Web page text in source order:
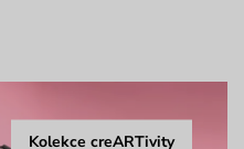
Kolekce creARTivity